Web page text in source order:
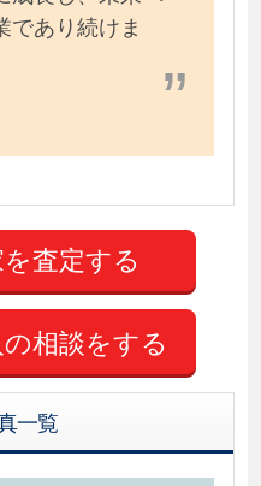
であり続けま
相談をする
一覧